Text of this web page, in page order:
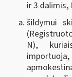
ir 3
šildymui
N),